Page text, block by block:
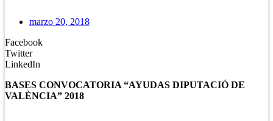
marzo 20, 2018
Facebook
Twitter
LinkedIn
BASES CONVOCATORIA “AYUDAS DIPUTACIÓ DE
VALÈNCIA” 2018